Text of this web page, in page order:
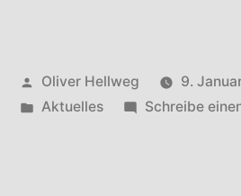
Veröffentlicht
von
Oliver Hellweg
9.
Veröffentlicht
Aktuelles Schreibe